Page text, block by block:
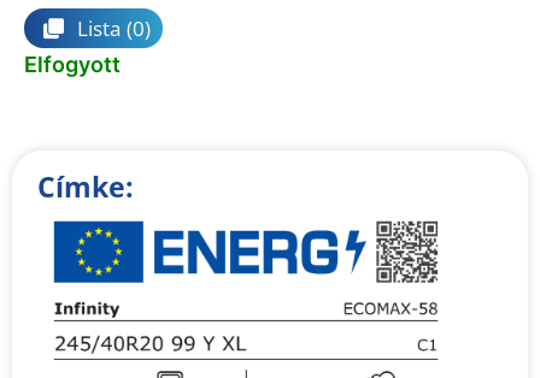
Lista (0)
Elfogyott
Címke: